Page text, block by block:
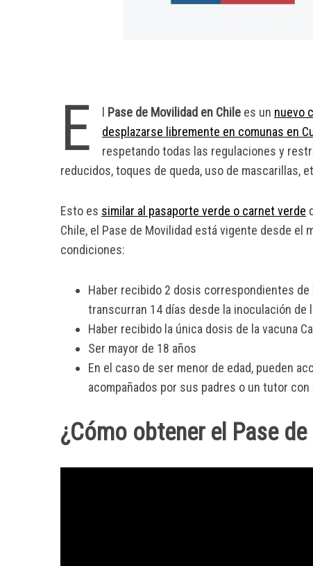
E Pase de Movilidad en Chile es un nuevo
desplazarse libremente en comunas en
respetando todas las regulaciones y
reducidos, toques de queda, uso de mascarillas,
Esto es similar al pasaporte verde o carnet verde
Chile, el Pase de Movilidad está vigente desde
condiciones:
Haber recibido 2 dosis correspondientes de
transcurran 14 días desde la inoculación de
Haber recibido la única dosis de la vacuna
Ser mayor de 18 años
En el caso de ser menor de edad, pueden
acompañados por sus padres o un tutor
¿Cómo obtener el Pase
a
r